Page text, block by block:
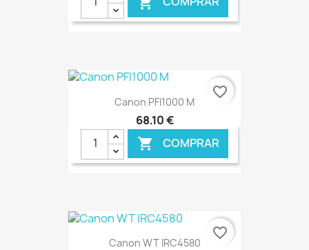
€ ONLINE
Canon PFI1000 M
68,10 €
 COMPRAR
€ ONLINE
favorite_border
Canon WT IRC4580
favorite_border